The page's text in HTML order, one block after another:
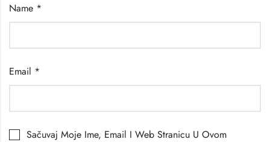
Name *
Email *
Sačuvaj Moje Ime, Email I Web Stranicu U Ovom